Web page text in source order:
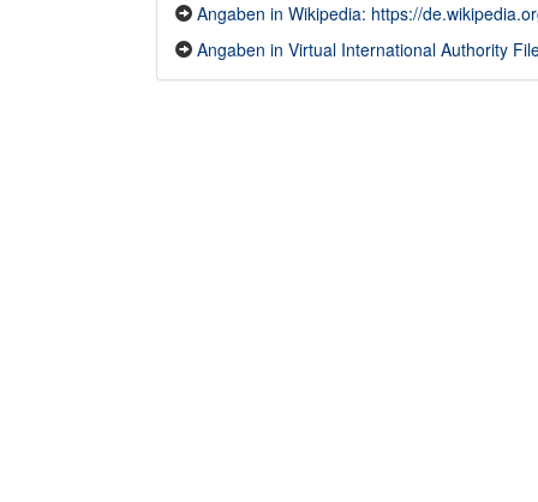
Angaben in Wikipedia: https://
Angaben in Virtual International Authority